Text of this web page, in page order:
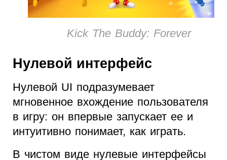
Kick The Buddy: Forever
Нулевой интерфейс
Нулевой UI подразумевает
мгновенное вхождение пользователя
в игру: он впервые запускает ее и
интуитивно понимает, как играть.
В чистом виде нулевые интерфейсы